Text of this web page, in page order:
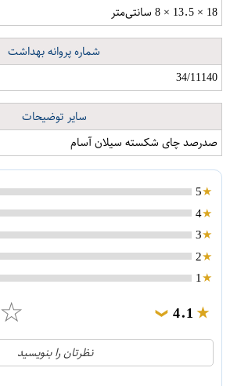
18 × 13.5 × 8 سانتی‌متر
شماره پروانه بهداشت
34/11140
سایر توضیحات
صدرصد چای شکسته سیلان آسام
5
4
3
2
1
4.1
❯
☆
21
نظرتان را بنویسید